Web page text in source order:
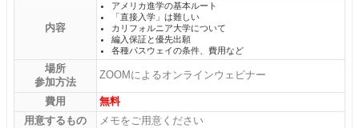
内容
アメリカ進学の基本ルート
「直接入学」は難しい
カリフォルニア大学について
編入保証と優先出願
各種パスウェイの条件、費用など
場所
参加方法
ZOOMによるオンラインウェビナー
費用
無料
用意するもの
メモをご用意ください